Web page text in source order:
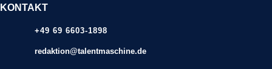
KONTAKT
+49 69 6603-1898
redaktion@talentmaschine.de